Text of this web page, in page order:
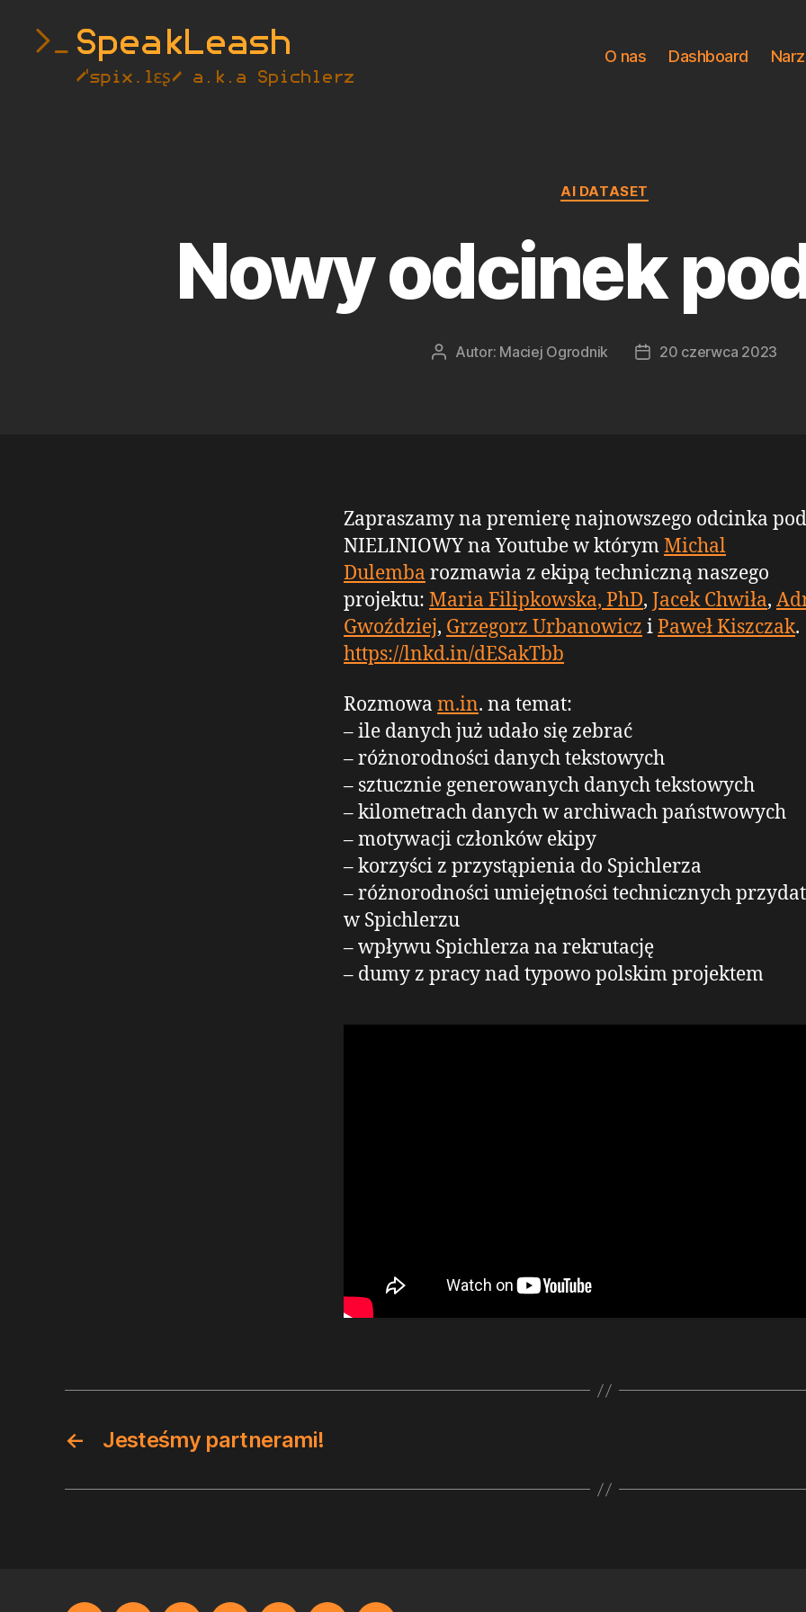
O nas Dashboard
Kategorie
AI DATASET
Nowy odcinek
AutorAutor: Maciej Ogrodnik
Data20 czerwca 2023
Zapraszamy na premierę najnowszego odcinka
NIELINIOWY na Youtube w którymMichal
Dulemba rozmawia z ekipą techniczną naszego
projektu: Maria Filipkowska, PhD, Jacek Chwiła,
Gwoździej, Grzegorz Urbanowicz iPaweł Kiszczak.
https://lnkd.in/dESakTbb
Rozmowa m.in. na temat:
– ile danych już udało się zebrać
– różnorodności danych tekstowych
– sztucznie generowanych danych tekstowych
– kilometrach danych w archiwach państwowych
– motywacji członków ekipy
– korzyści z przystąpienia do Spichlerza
– różnorodności umiejętności technicznych
w Spichlerzu
– wpływu Spichlerza na rekrutację
– dumy z pracy nad typowo polskim projektem
← Jesteśmy partnerami!